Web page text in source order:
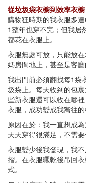
從垃圾袋衣櫥到效率衣櫥
購物狂時期的我衣服多
1整年也穿不完；但我居
都花在衣服上。
衣服無處可放，只能放
媽房間地上，甚至是客廳
我出門前必須翻找每1袋
圾袋上。每天收到的包
些新衣服還可以收在哪
衣服，成功變成我嚮往的
原因在於：我一直想成
天天穿得很滿足，不需
衣服變少後我發現，我
摺。在衣服曬乾後吊回
式。